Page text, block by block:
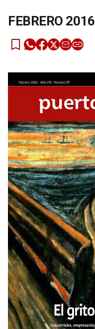
FEBRERO 2016